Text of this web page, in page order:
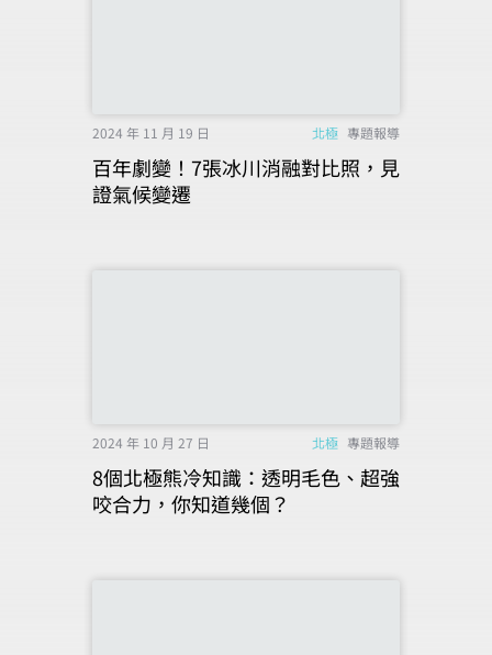
2024 年 11 月 19 日 北極 專題報導
百年劇變！7張冰川消融對比照，見
證氣候變遷
2024 年 10 月 27 日 北極 專題報導
8個北極熊冷知識：透明毛色、超強
咬合力，你知道幾個？